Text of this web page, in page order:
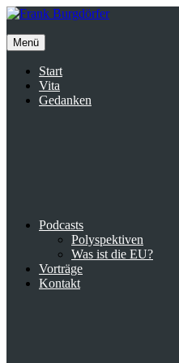
Inhalte
Menü
Start
Vita
Gedanken
Podcasts
Polyspektiven
Was ist die EU?
Vorträge
Kontakt